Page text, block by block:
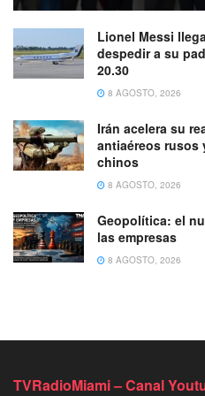
Lionel Messi
despedir a su
20.30
8 AGOSTO, 2026
Irán acelera su
antiaéreos rusos
chinos
8 AGOSTO, 2026
Geopolítica: el
las empresas
8 AGOSTO, 2026
TVRadioMiami – Canal